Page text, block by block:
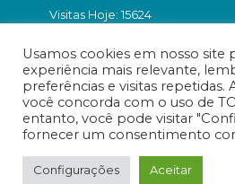
Visitas Hoje: 15624
Todos os direitos reservados.
Usamos cookies em nosso site
experiência mais relevante,
preferências e visitas repetidas.
você concorda com o uso de
entanto, você pode visitar
fornecer um consentimento
Configurações Aceitar